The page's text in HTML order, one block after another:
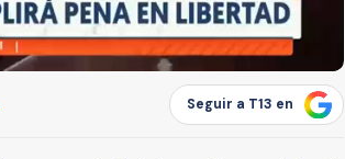
Seguir a T13 en